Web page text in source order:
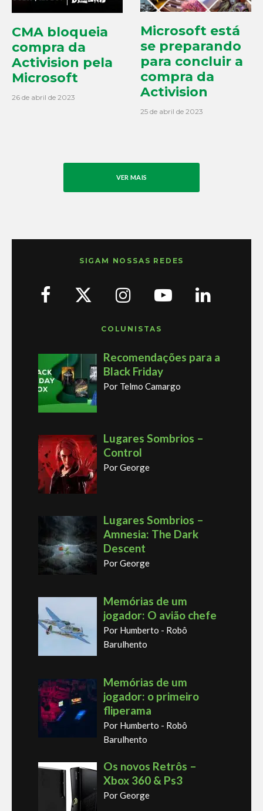
CMA bloqueia
compra da
Activision pela
Microsoft
26 de abril de 2023
Microsoft está
se preparando
para concluir a
compra da
Activision
25 de abril de 2023
VER MAIS
SIGAM NOSSAS REDES
COLUNISTAS
Recomendações para a
Black Friday
Por Telmo Camargo
Lugares Sombrios –
Control
Por George
Lugares Sombrios –
Amnesia: The Dark
Descent
Por George
Memórias de um
jogador: O avião chefe
Por Humberto - Robô
Barulhento
Memórias de um
jogador: o primeiro
fliperama
Por Humberto - Robô
Barulhento
Os novos Retrôs –
Xbox 360 & Ps3
Por George